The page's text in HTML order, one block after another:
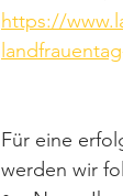
https://
Für eine
werden wir